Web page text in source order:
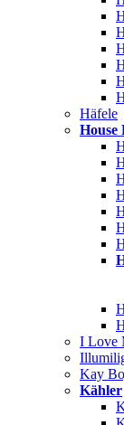
Häfele
House
I Love
Kay
Kähler